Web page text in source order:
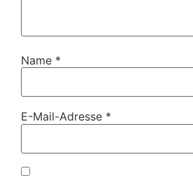
Name *
E-Mail-Adresse *